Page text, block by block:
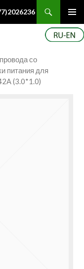
со
питания для
(3.0*1.0)